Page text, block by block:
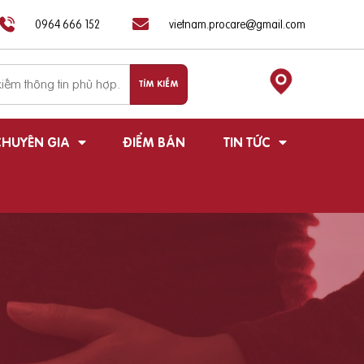
0964 666 152 vietnam.procare@gmail.com
GIA ĐIỂM BÁN TIN TỨC